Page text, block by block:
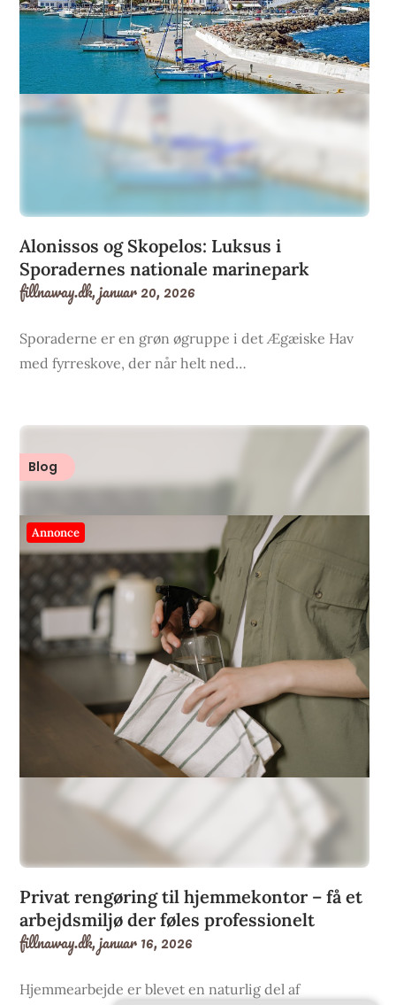
Alonissos og Skopelos: Luksus i
Sporadernes nationale marinepark
fillnaway.dk,januar 20, 2026
Sporaderne er en grøn øgruppe i det Ægæiske Hav
med fyrreskove, der når helt ned…
Blog
Annonce
Privat rengøring til hjemmekontor – få et
arbejdsmiljø der føles professionelt
fillnaway.dk,januar 16, 2026
Hjemmearbejde er blevet en naturlig del af